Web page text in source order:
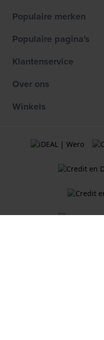
Populaire merken
Populaire pagina's
Klantenservice
Over ons
Winkels